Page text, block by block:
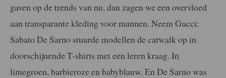
gaven op de trends van nu, dan zagen we een overvloed
aan transparante kleding voor mannen. Neem Gucci:
Sabato De Sarno stuurde modellen de catwalk op in
doorschijnende T-shirts met een leren kraag. In
limegroen, barbieroze en babyblauw. En De Sarno was